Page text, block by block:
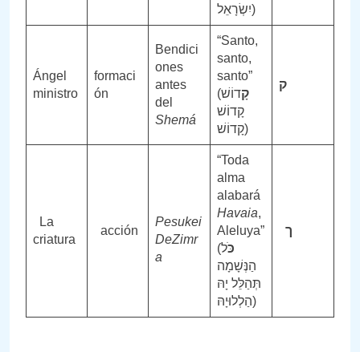
יִשְׂרָאֵל)
Ángel
ministro
formaci
ón
Bendici
ones
antes
del
Shemá
“Santo,
santo,
santo”
(
קָדוֹשׁ
קָדוֹשׁ
קָדוֹשׁ)
ק
La
criatura
acción
Pesukei
DeZimr
a
“Toda
alma
alabará
Havaia,
Aleluya”
( כֹּל
הַנְּשָׁמָה
תְּהַלֵּל יָהּ
הַלְלוּיָהּ)
ך